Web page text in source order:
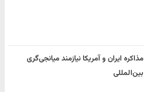
مذاکره ایران و آمریکا نیازمند میانجی‌گری
بین‌المللی